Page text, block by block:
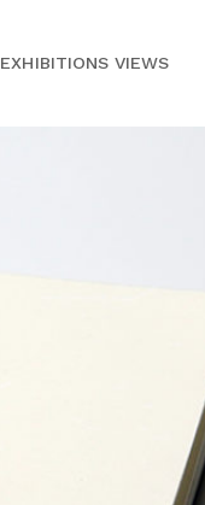
EXHIBITIONS VIEWS